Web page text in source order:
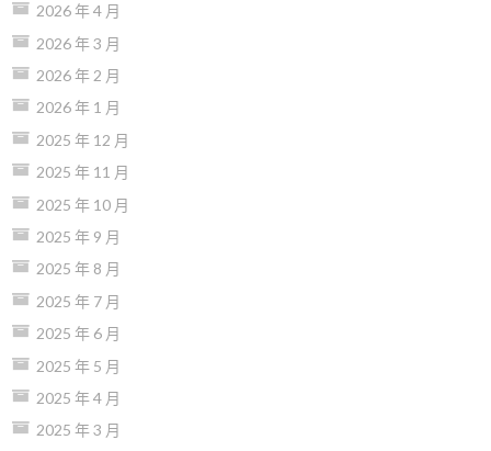
2026 年 4 月
2026 年 3 月
2026 年 2 月
2026 年 1 月
2025 年 12 月
2025 年 11 月
2025 年 10 月
2025 年 9 月
2025 年 8 月
2025 年 7 月
2025 年 6 月
2025 年 5 月
2025 年 4 月
2025 年 3 月